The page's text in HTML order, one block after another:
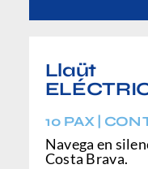
Llaüt
10 PAX | CON
Navega en
Costa Brava.